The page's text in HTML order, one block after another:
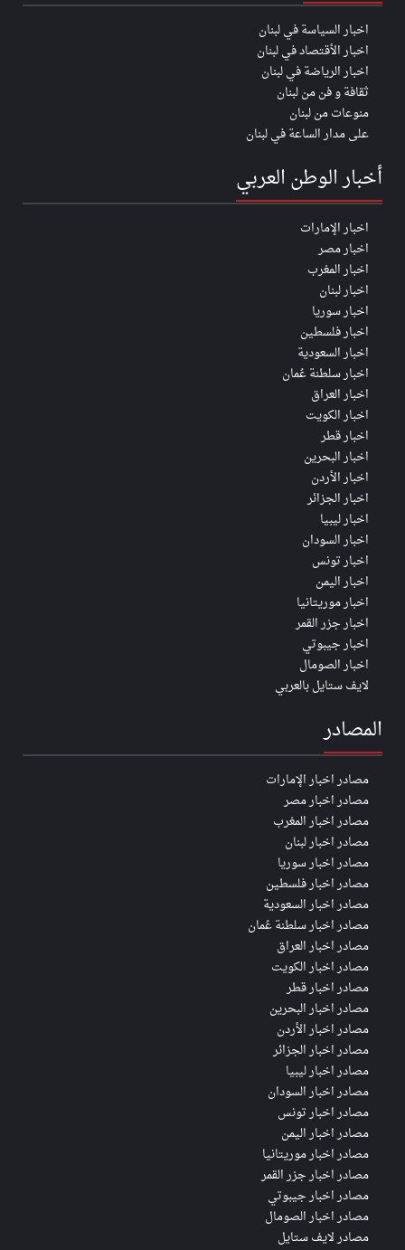
اخبار السياسة في لبنان
اخبار الأقتصاد في لبنان
اخبار الرياضة في لبنان
ثقافة و فن من لبنان
منوعات من لبنان
على مدار الساعة في لبنان
أخبار الوطن العربي
اخبار الإمارات
اخبار مصر
اخبار المغرب
اخبار لبنان
اخبار سوريا
اخبار فلسطين
اخبار السعودية
اخبار سلطنة عُمان
اخبار العراق
اخبار الكويت
اخبار قطر
اخبار البحرين
اخبار الأردن
اخبار الجزائر
اخبار ليبيا
اخبار السودان
اخبار تونس
اخبار اليمن
اخبار موريتانيا
اخبار جزر القمر
اخبار جيبوتي
اخبار الصومال
لايف ستايل بالعربي
المصادر
مصادر اخبار الإمارات
مصادر اخبار مصر
مصادر اخبار المغرب
مصادر اخبار لبنان
مصادر اخبار سوريا
مصادر اخبار فلسطين
مصادر اخبار السعودية
مصادر اخبار سلطنة عُمان
مصادر اخبار العراق
مصادر اخبار الكويت
مصادر اخبار قطر
مصادر اخبار البحرين
مصادر اخبار الأردن
مصادر اخبار الجزائر
مصادر اخبار ليبيا
مصادر اخبار السودان
مصادر اخبار تونس
مصادر اخبار اليمن
مصادر اخبار موريتانيا
مصادر اخبار جزر القمر
مصادر اخبار جيبوتي
مصادر اخبار الصومال
مصادر لايف ستايل